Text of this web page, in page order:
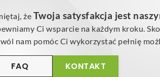
że Twoja satysfakcja jest
Ci wsparcie na każdym kroku.
nam pomóc Ci wykorzystać pełnię
KONTAKT
FAQ